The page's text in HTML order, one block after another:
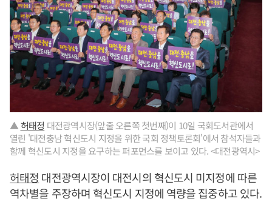
▲허태정 대전광역시장(앞줄 오른쪽 첫번째)이 10일 국회도서관에서
열린 '대전충남 혁신도시 지정을 위한 국회 정책토론회'에서 참석자들과
함께 혁신도시 지정을 요구하는 퍼포먼스를 보이고 있다. <대전광역시>
허태정 대전광역시장이 대전시의 혁신도시 미지정에 따른
역차별을 주장하며 혁신도시 지정에 역량을 집중하고 있다.